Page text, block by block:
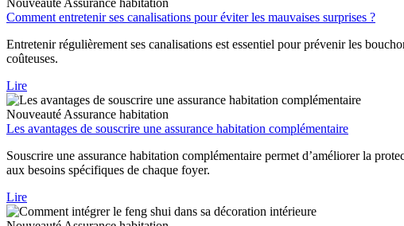
Comment entretenir ses canalisations pour éviter les mauvaises surprises ?
Entretenir régulièrement ses canalisations est essentiel pour prévenir les
coûteuses.
Lire
Nouveauté Assurance habitation
Les avantages de souscrire une assurance habitation complémentaire
Souscrire une assurance habitation complémentaire permet d’améliorer la
aux besoins spécifiques de chaque foyer.
Lire